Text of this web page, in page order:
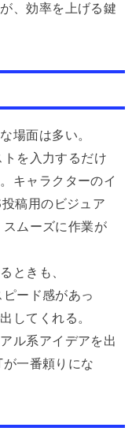
、効率を上げる鍵
場面は多い。
を入力するだけ
キャラクターのイ
稿用のビジュア
ムーズに作業が
ときも、
ード感があっ
してくれる。
ル系アイデアを出
一番頼りにな